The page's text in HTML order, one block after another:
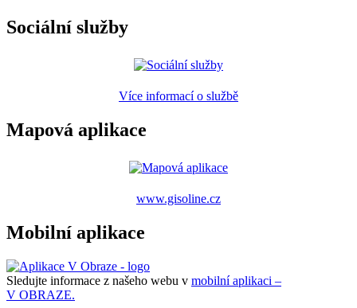
Sociální služby
Více informací o službě
Mapová aplikace
www.gisoline.cz
Mobilní aplikace
Sledujte informace z našeho webu v mobilní aplikaci –
V OBRAZE.